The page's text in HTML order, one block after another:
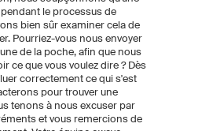
le processus de
bien sûr examiner cela de
Pourriez-vous nous envoyer
de la poche, afin que nous
ce que vous voulez dire ? Dès
correctement ce qui s'est
pour trouver une
tenons à nous excuser par
et vous remercions de